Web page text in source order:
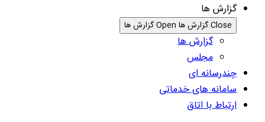
گزارش ها
Close گزارش ها Open گزارش ها
گزارش ها
مجلس
چندرسانه ای
سامانه های خدماتی
ارتباط با اتاق